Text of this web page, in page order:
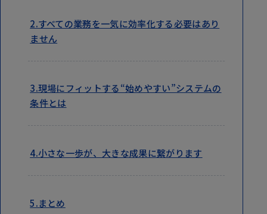
2.すべての業務を一気に効率化する必要はあり
ません
3.現場にフィットする“始めやすい”システムの
条件とは
4.小さな一歩が、大きな成果に繋がります
5.まとめ